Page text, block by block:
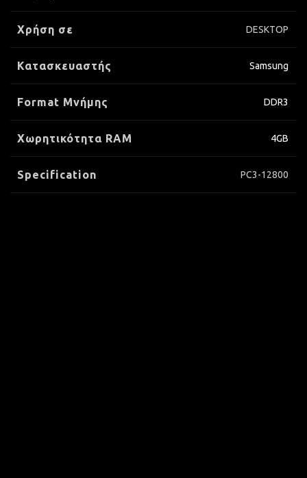
Χρήση σε DESKTOP
Κατασκευαστής Samsung
Format Μνήμης DDR3
Xωρητικότητα RAM 4GB
Specification PC3-12800